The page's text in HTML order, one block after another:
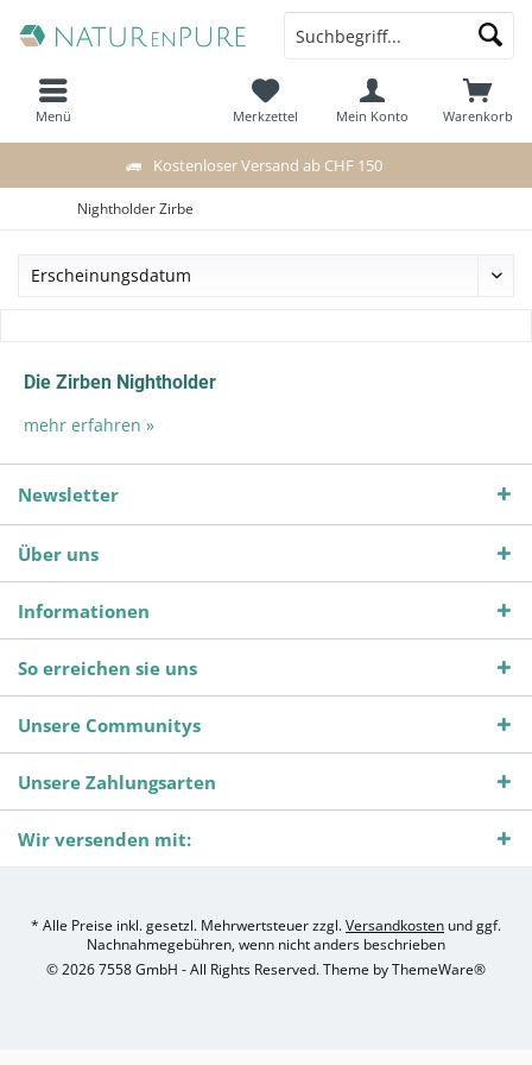
Kostenloser Versand ab CHF 150
Warenkorb
Merkzettel Mein Konto
Menü
Nightholder Zirbe
Die Zirben Nightholder
mehr erfahren »
Newsletter
Über uns
Informationen
So erreichen sie uns
Unsere Communitys
Unsere Zahlungsarten
Wir versenden mit:
* Alle Preise inkl. gesetzl. Mehrwertsteuer zzgl.Versandkosten und ggf.
Nachnahmegebühren, wenn nicht anders beschrieben
© 2026 7558 GmbH - All Rights Reserved. Theme byThemeWare®